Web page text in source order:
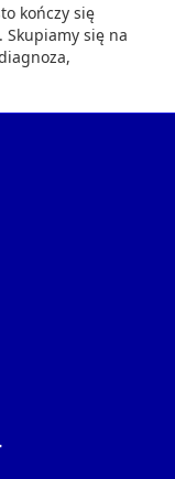
kończy się
Skupiamy się na